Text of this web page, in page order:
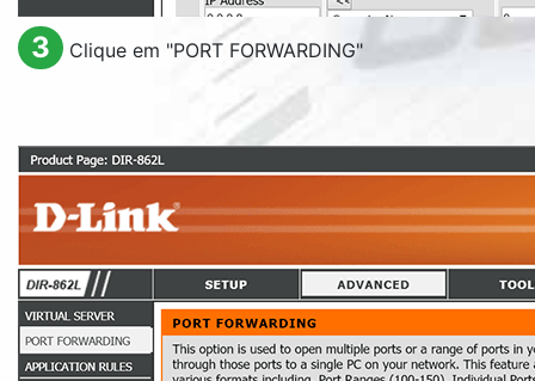
3 Clique em "PORT FORWARDING"